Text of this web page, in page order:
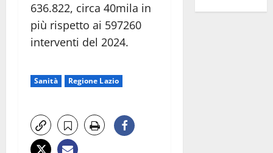
636.822, circa 40mila in
più rispetto ai 597260
interventi del 2024.
Sanità Regione Lazio
euro